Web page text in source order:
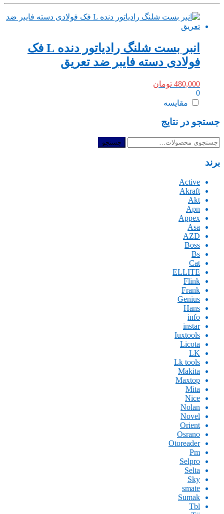
انبر بست شلنگ رادیاتور دنده L فک
فولادی دسته فایبر ضد تعریق
480,000 تومان
0
مقایسه
جستجو در نتایج
جستجو
جستجو
برند
Active
Akraft
Akt
Apn
Appex
Asa
AZD
Boss
Bs
Cat
ELLITE
Flink
Frank
Genius
Hans
info
instar
Iuxtools
Licota
LK
Lk tools
Makita
Maxtop
Mita
Nice
Nolan
Novel
Orient
Osrano
Otoreader
Pm
Selpro
Selta
Sky
smate
Sumak
Tbl